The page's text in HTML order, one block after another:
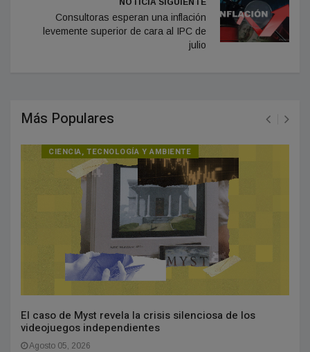
NOTICIA SIGUIENTE
Consultoras esperan una inflación
levemente superior de cara al IPC de
julio
Más Populares
CIENCIA, TECNOLOGÍA Y AMBIENTE
El caso de Myst revela la crisis silenciosa de los
videojuegos independientes
Agosto 05, 2026